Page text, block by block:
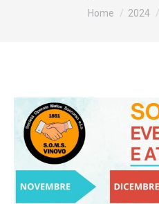
Tu sei qui:
Home 2024